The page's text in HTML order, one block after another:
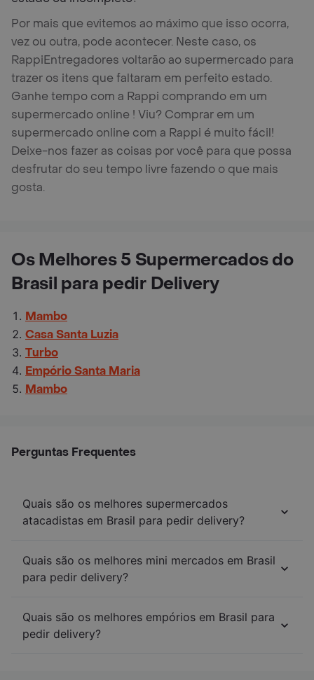
Por mais que evitemos ao máximo que isso ocorra,
vez ou outra, pode acontecer. Neste caso, os
RappiEntregadores voltarão ao supermercado para
trazer os itens que faltaram em perfeito estado.
Ganhe tempo com a Rappi comprando em um
supermercado online ! Viu? Comprar em um
supermercado online com a Rappi é muito fácil!
Deixe-nos fazer as coisas por você para que possa
desfrutar do seu tempo livre fazendo o que mais
gosta.
Os Melhores 5 Supermercados do
Brasil para pedir Delivery
Mambo
Casa Santa Luzia
Turbo
Empório Santa Maria
Mambo
Perguntas Frequentes
Quais são os melhores supermercados
atacadistas em Brasil para pedir delivery?
Quais são os melhores mini mercados em Brasil
para pedir delivery?
Quais são os melhores empórios em Brasil para
pedir delivery?